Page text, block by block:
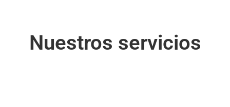
Nuestros servicios